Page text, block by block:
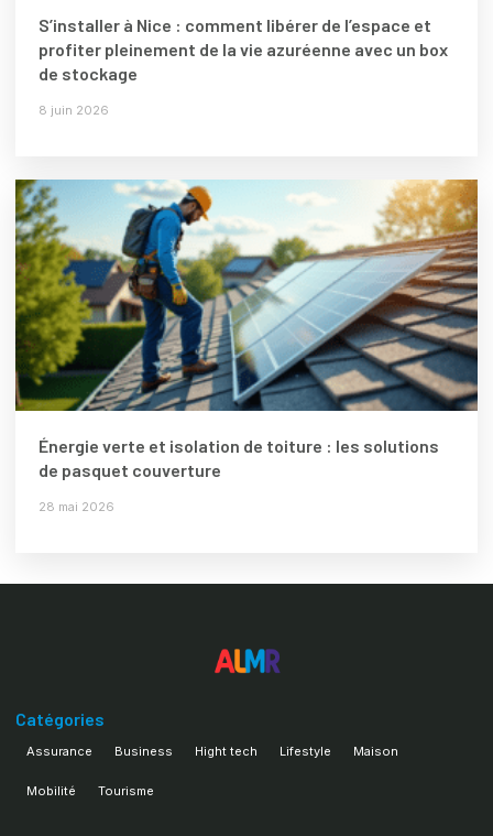
S’installer à Nice : comment libérer de l’espace et
profiter pleinement de la vie azuréenne avec un box
de stockage
8 juin 2026
Énergie verte et isolation de toiture : les solutions
de pasquet couverture
28 mai 2026
Catégories
Assurance Business Hight tech Lifestyle Maison
Mobilité Tourisme